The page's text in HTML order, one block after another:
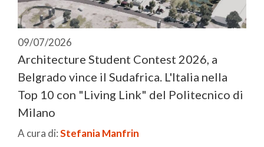
09/07/2026
Architecture Student Contest 2026, a
Belgrado vince il Sudafrica. L'Italia nella
Top 10 con "Living Link" del Politecnico di
Milano
A cura di:Stefania Manfrin